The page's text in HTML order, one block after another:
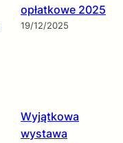
opłatkowe 2025
19/12/2025
Wyjątkowa
wystawa